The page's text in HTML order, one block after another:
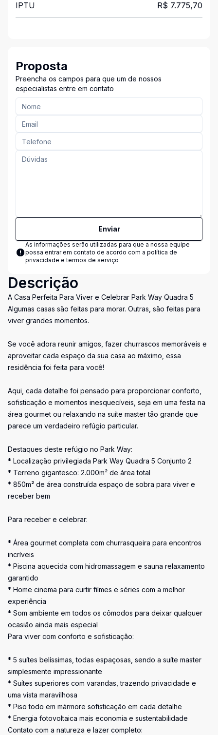
IPTU R$ 7.775,70
Proposta
Preencha os campos para que um de nossos
especialistas entre em contato
Enviar
As informações serão utilizadas para que a nossa equipe
possa entrar em contato de acordo com a política de
privacidade e termos de serviço
Descrição
A Casa Perfeita Para Viver e Celebrar Park Way Quadra 5
Algumas casas são feitas para morar. Outras, são feitas para
viver grandes momentos.
Se você adora reunir amigos, fazer churrascos memoráveis e
aproveitar cada espaço da sua casa ao máximo, essa
residência foi feita para você!
Aqui, cada detalhe foi pensado para proporcionar conforto,
sofisticação e momentos inesquecíveis, seja em uma festa na
área gourmet ou relaxando na suíte master tão grande que
parece um verdadeiro refúgio particular.
Destaques deste refúgio no Park Way:
* Localização privilegiada Park Way Quadra 5 Conjunto 2
* Terreno gigantesco: 2.000m² de área total
* 850m² de área construída espaço de sobra para viver e
receber bem
Para receber e celebrar:
* Área gourmet completa com churrasqueira para encontros
incríveis
* Piscina aquecida com hidromassagem e sauna relaxamento
garantido
* Home cinema para curtir filmes e séries com a melhor
experiência
* Som ambiente em todos os cômodos para deixar qualquer
ocasião ainda mais especial
Para viver com conforto e sofisticação:
* 5 suítes belíssimas, todas espaçosas, sendo a suíte master
simplesmente impressionante
* Suítes superiores com varandas, trazendo privacidade e
uma vista maravilhosa
* Piso todo em mármore sofisticação em cada detalhe
* Energia fotovoltaica mais economia e sustentabilidade
Contato com a natureza e lazer completo: